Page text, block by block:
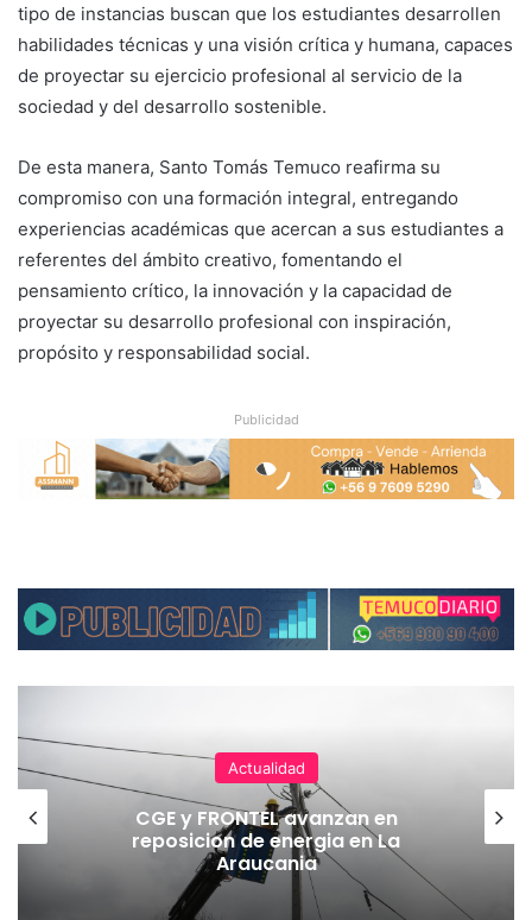
tipo de instancias buscan que los estudiantes desarrollen
habilidades técnicas y una visión crítica y humana, capaces
de proyectar su ejercicio profesional al servicio de la
sociedad y del desarrollo sostenible.
De esta manera, Santo Tomás Temuco reafirma su
compromiso con una formación integral, entregando
experiencias académicas que acercan a sus estudiantes a
referentes del ámbito creativo, fomentando el
pensamiento crítico, la innovación y la capacidad de
proyectar su desarrollo profesional con inspiración,
propósito y responsabilidad social.
Publicidad
Actualidad
CGE y FRONTEL avanzan en
reposicion de energia en La
Araucania